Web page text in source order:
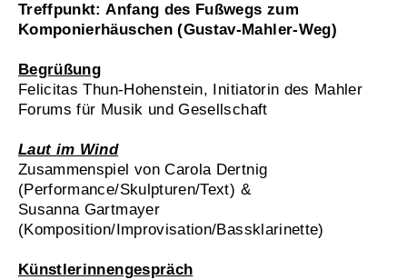
Treffpunkt: Anfang des Fußwegs zum
Komponierhäuschen (Gustav-Mahler-Weg)
Begrüßung
Felicitas Thun-Hohenstein, Initiatorin des Mahler
Forums für Musik und Gesellschaft
Laut im Wind
Zusammenspiel von Carola Dertnig
(Performance/Skulpturen/Text) &
Susanna Gartmayer
(Komposition/Improvisation/Bassklarinette)
Künstlerinnengespräch